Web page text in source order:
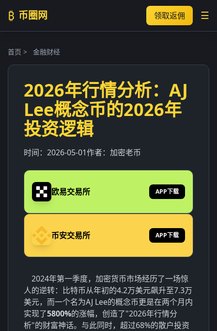
₿ 币圈网 领取返佣 ☰
首页 > 金融财经
2026年行情分析：AJ
Lee概念币的2026年
投资逻辑
时间： 2026-05-01作者： 加密老币
欧易交易所 APP下载
币安交易所 APP下载
2024年第一季度，加密货币市场经历了一场惊
人的逆转：比特币从年初的4.2万美元飙升至7.3万
美元，而一个名为AJ Lee的概念币更是在两个月内
实现了5800%的涨幅，创造了"2026年行情分
析"的财富神话。与此同时，超过68%的散户投资